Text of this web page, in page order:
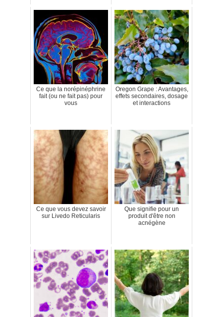
Ce que la norépinéphrine
fait (ou ne fait pas) pour
vous
Oregon Grape : Avantages,
effets secondaires, dosage
et interactions
Ce que vous devez savoir
sur Livedo Reticularis
Que signifie pour un
produit d'être non
acnégène